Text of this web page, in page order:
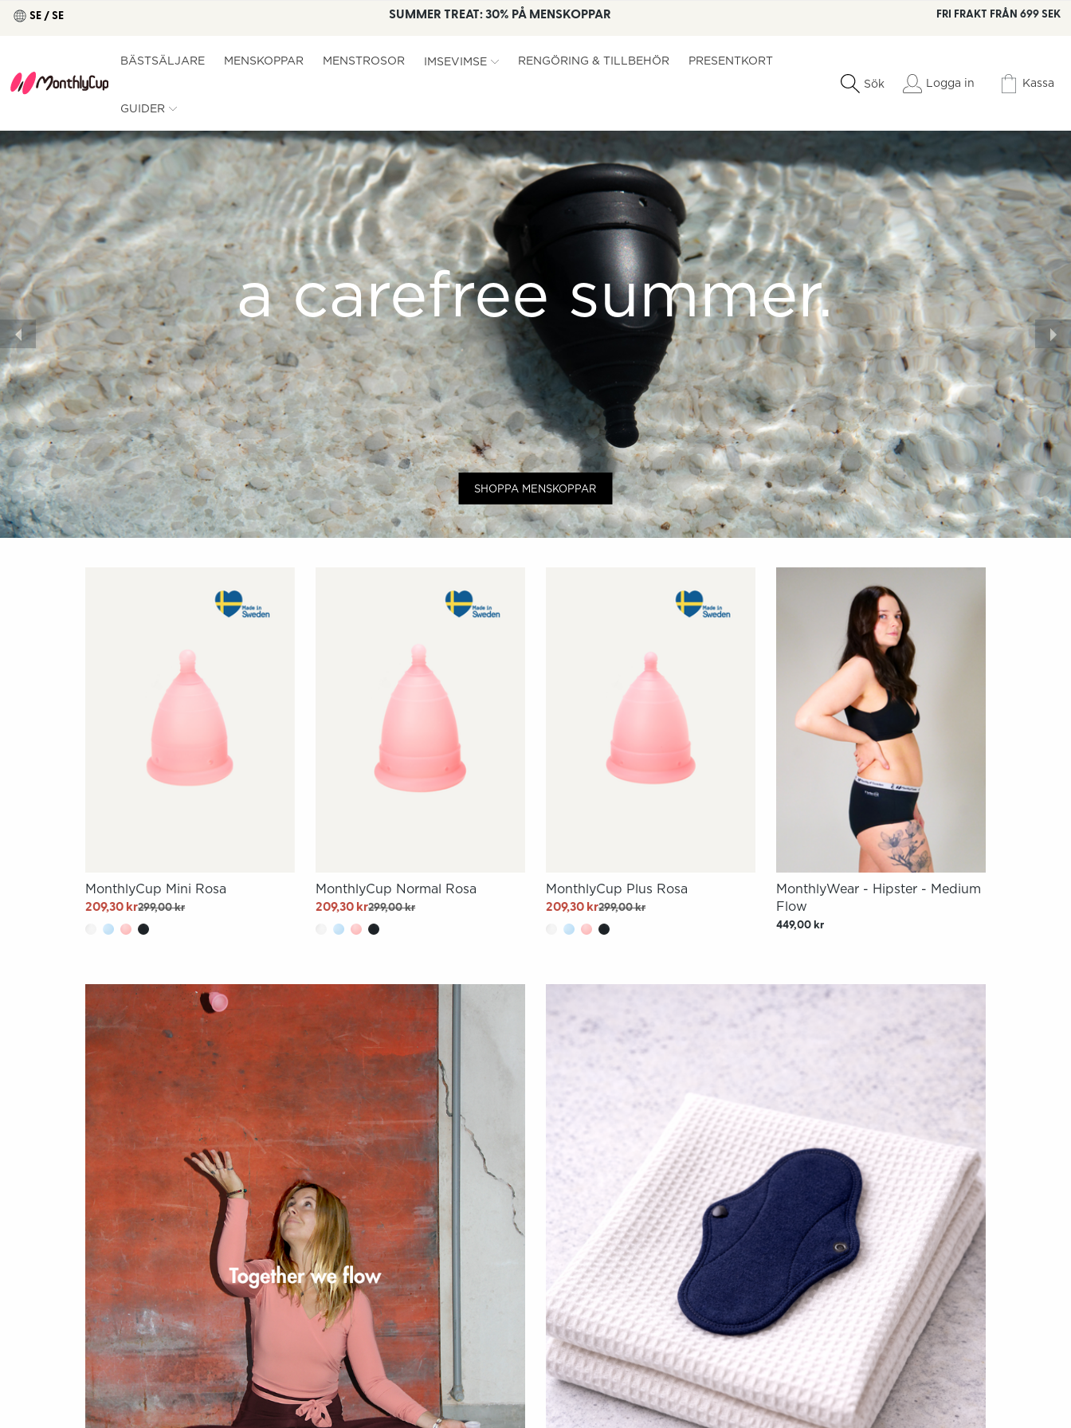
SE / SE SUMMER TREAT: 30% PÅ MENSKOPPAR FRI FRAKT FRÅN 699 SEK
BÄSTSÄLJARE MENSKOPPAR MENSTROSOR IMSEVIMSE RENGÖRING & TILLBEHÖR PRESENTKORT
GUIDER
Sök Logga in Kassa
a carefree summer.
SHOPPA MENSKOPPAR
MonthlyCup Mini Rosa
209,30 kr299,00 kr
MonthlyCup Normal Rosa
209,30 kr299,00 kr
MonthlyCup Plus Rosa
209,30 kr299,00 kr
MonthlyWear - Hipster - Medium
Flow
449,00 kr